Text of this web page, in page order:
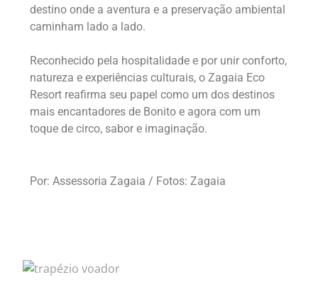
destino onde a aventura e a preservação ambiental
caminham lado a lado.
Reconhecido pela hospitalidade e por unir conforto,
natureza e experiências culturais, o Zagaia Eco
Resort reafirma seu papel como um dos destinos
mais encantadores de Bonito e agora com um
toque de circo, sabor e imaginação.
Por: Assessoria Zagaia / Fotos: Zagaia